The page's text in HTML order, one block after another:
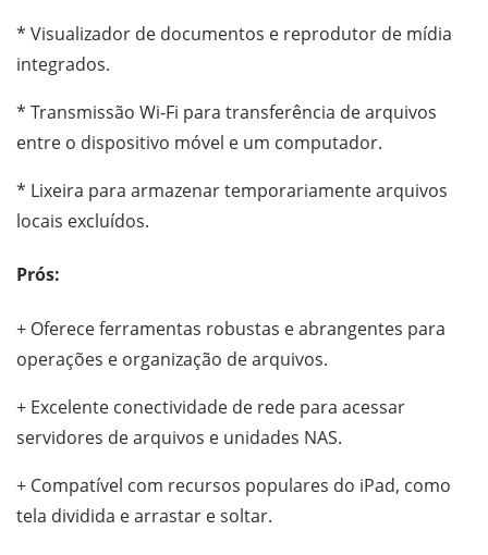
* Visualizador de documentos e reprodutor de mídia
integrados.
* Transmissão Wi-Fi para transferência de arquivos
entre o dispositivo móvel e um computador.
* Lixeira para armazenar temporariamente arquivos
locais excluídos.
Prós:
+ Oferece ferramentas robustas e abrangentes para
operações e organização de arquivos.
+ Excelente conectividade de rede para acessar
servidores de arquivos e unidades NAS.
+ Compatível com recursos populares do iPad, como
tela dividida e arrastar e soltar.